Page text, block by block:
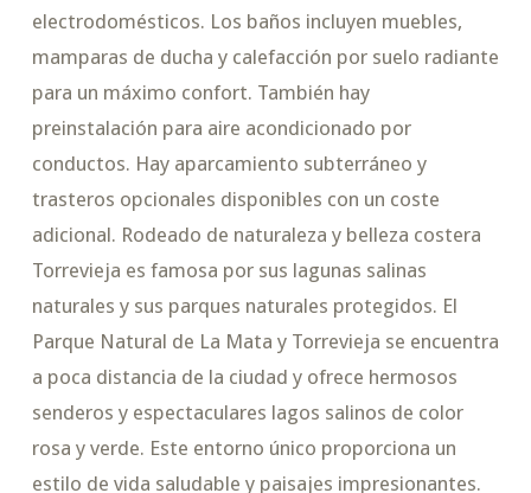
electrodomésticos. Los baños incluyen muebles,
mamparas de ducha y calefacción por suelo radiante
para un máximo confort. También hay
preinstalación para aire acondicionado por
conductos. Hay aparcamiento subterráneo y
trasteros opcionales disponibles con un coste
adicional. Rodeado de naturaleza y belleza costera
Torrevieja es famosa por sus lagunas salinas
naturales y sus parques naturales protegidos. El
Parque Natural de La Mata y Torrevieja se encuentra
a poca distancia de la ciudad y ofrece hermosos
senderos y espectaculares lagos salinos de color
rosa y verde. Este entorno único proporciona un
estilo de vida saludable y paisajes impresionantes.